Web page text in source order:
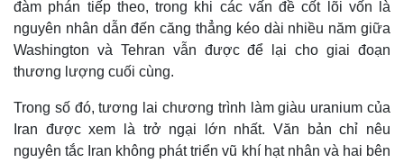
đàm phán tiếp theo, trong khi các vấn đề cốt lõi vốn là
nguyên nhân dẫn đến căng thẳng kéo dài nhiều năm giữa
Washington và Tehran vẫn được để lại cho giai đoạn
thương lượng cuối cùng.
Trong số đó, tương lai chương trình làm giàu uranium của
Iran được xem là trở ngại lớn nhất. Văn bản chỉ nêu
nguyên tắc Iran không phát triển vũ khí hạt nhân và hai bên